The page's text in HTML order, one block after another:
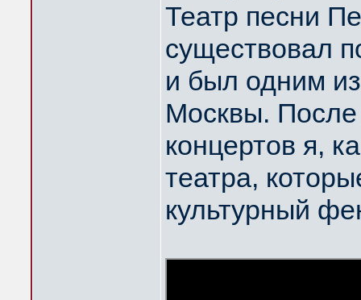
Театр песни
существовал
и был одним
Москвы. После
концертов я,
театра,
культурный